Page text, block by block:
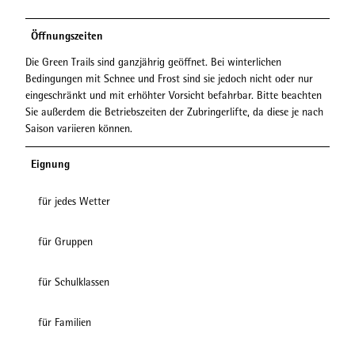
Öffnungszeiten
Die Green Trails sind ganzjährig geöffnet. Bei winterlichen
Bedingungen mit Schnee und Frost sind sie jedoch nicht oder nur
eingeschränkt und mit erhöhter Vorsicht befahrbar. Bitte beachten
Sie außerdem die Betriebszeiten der Zubringerlifte, da diese je nach
Saison variieren können.
Eignung
für jedes Wetter
für Gruppen
für Schulklassen
für Familien